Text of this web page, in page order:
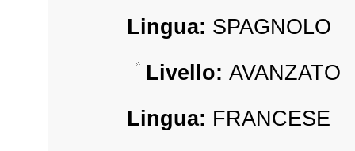
Lingua: SPAGNOLO
Livello: AVANZATO
Lingua: FRANCESE